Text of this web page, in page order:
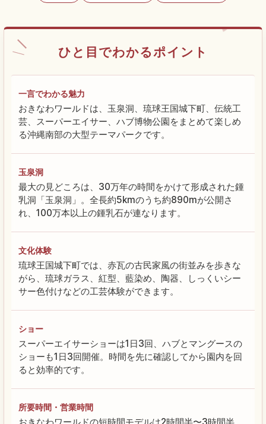
ひと目でわかるポイント
一言でわかる魅力
おきなわワールドは、玉泉洞、琉球王国城下町、伝統工
芸、スーパーエイサー、ハブ博物公園をまとめて楽しめ
る沖縄南部の大型テーマパークです。
玉泉洞
最大の見どころは、30万年の時間をかけて形成された鍾
乳洞「玉泉洞」。全長約5kmのうち約890mが公開さ
れ、100万本以上の鍾乳石が連なります。
文化体験
琉球王国城下町では、赤瓦の古民家風の街並みを歩きな
がら、琉球ガラス、紅型、藍染め、陶器、しっくいシー
サー色付けなどの工芸体験ができます。
ショー
スーパーエイサーショーは1日3回、ハブとマングースの
ショーも1日3回開催。時間を先に確認してから園内を回
ると効率的です。
所要時間・営業時間